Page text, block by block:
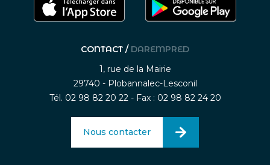
CONTACT / DAREMPRED
1, rue de la Mairie
29740 - Plobannalec-Lesconil
Tél. 02 98 82 20 22 - Fax : 02 98 82 24 20
Nous contacter